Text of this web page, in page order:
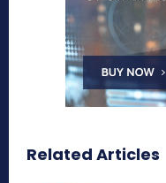
Related Articles